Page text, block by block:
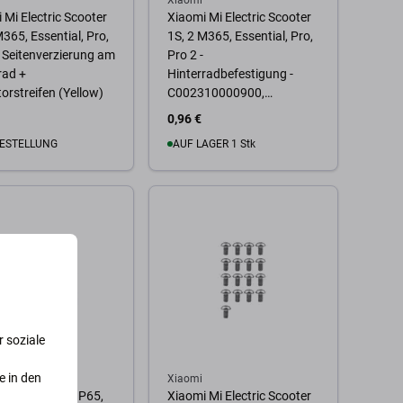
Mi Electric Scooter
Essential, Pro,
Seitenverzierung am
+
(Yellow)
Xiaomi Mi Electric Scooter
1S, 2 M365, Essential, Pro,
Pro 2 -
Hinterradbefestigung -
C002310000900,
C002370004300 Genuine
0,96 €
AUF LAGER 1 Stk
Ninebot
Kickscooter P65,
Xiaomi
Xiaomi Mi Electric Scooter
soziale
in den